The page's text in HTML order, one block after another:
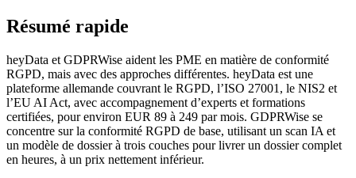
Résumé rapide
heyData et GDPRWise aident les PME en matière de conformité
RGPD, mais avec des approches différentes. heyData est une
plateforme allemande couvrant le RGPD, l’ISO 27001, le NIS2 et
l’EU AI Act, avec accompagnement d’experts et formations
certifiées, pour environ EUR 89 à 249 par mois. GDPRWise se
concentre sur la conformité RGPD de base, utilisant un scan IA et
un modèle de dossier à trois couches pour livrer un dossier complet
en heures, à un prix nettement inférieur.